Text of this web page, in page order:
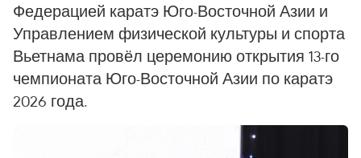
Федерацией каратэ Юго-Восточной Азии и
Управлением физической культуры и спорта
Вьетнама провёл церемонию открытия 13-го
чемпионата Юго-Восточной Азии по каратэ
2026 года.